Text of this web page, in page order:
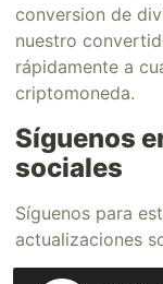
conversion de
nuestro
rápidamente a
criptomoneda.
Síguenos
sociales
Síguenos para
actualizaciones